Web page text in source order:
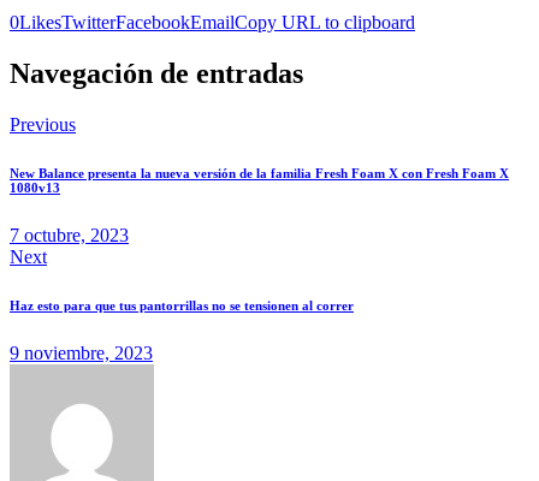
0LikesTwitterFacebookEmailCopy URL to clipboard
Navegación de entradas
Previous
New Balance presenta la nueva versión de la familia Fresh Foam X con Fresh Foam X
1080v13
7 octubre, 2023
Next
Haz esto para que tus pantorrillas no se tensionen al correr
9 noviembre, 2023